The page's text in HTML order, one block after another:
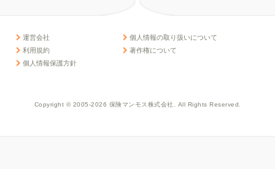
運営会社
利用規約
個人情報保護方針
個人情報の取り扱いについて
著作権について
Copyright © 2005-2026 保険マンモス株式会社. All Rights Reserved.